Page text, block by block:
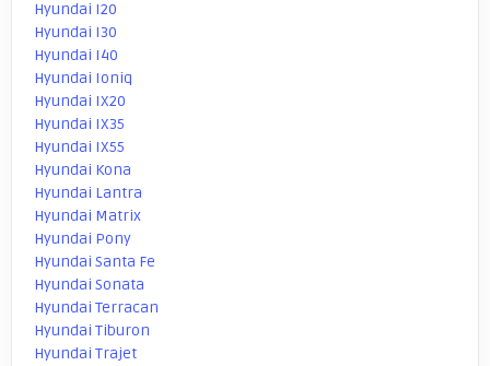
Hyundai I20
Hyundai I30
Hyundai I40
Hyundai Ioniq
Hyundai IX20
Hyundai IX35
Hyundai IX55
Hyundai Kona
Hyundai Lantra
Hyundai Matrix
Hyundai Pony
Hyundai Santa Fe
Hyundai Sonata
Hyundai Terracan
Hyundai Tiburon
Hyundai Trajet